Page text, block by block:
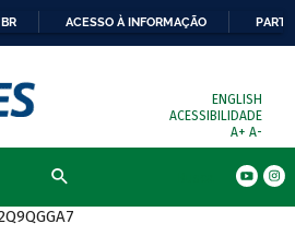
ACESSO À INFORMAÇÃO
ENGLISH
ACESSIBILIDADE
A+ A-